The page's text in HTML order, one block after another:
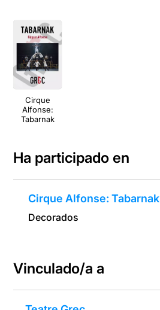
Cirque
Alfonse:
Tabarnak
Ha participado en
Cirque Alfonse: Tabarnak
Decorados
Vinculado/a a